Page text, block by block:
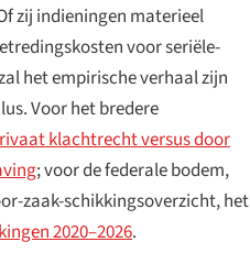
zij indieningen materieel
voor seriële-
het empirische verhaal zijn
Voor het bredere
klachtrecht versus door
; voor de federale bodem,
zaak-schikkingsoverzicht, het
2020–2026.